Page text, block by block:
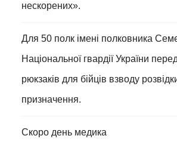
нескорених».
Для 50 полк імені полковника
Національної гвардії України
рюкзаків для бійців взводу
призначення.
Скоро день медика